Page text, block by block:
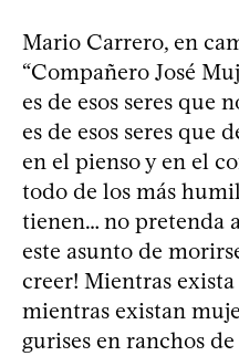
Mario Carrero, en
“Compañero José
es de esos seres que
es de esos seres que
en el pienso y en el
todo de los más
tienen… no pretenda
este asunto de
creer! Mientras
mientras existan
gurises en ranchos